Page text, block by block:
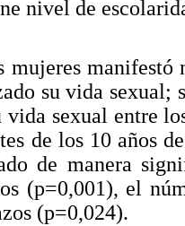
nivel de
mujeres
su vida sexual;
sexual entre
de los 10 años
de manera
(p=0,001), el
(p=0,024).